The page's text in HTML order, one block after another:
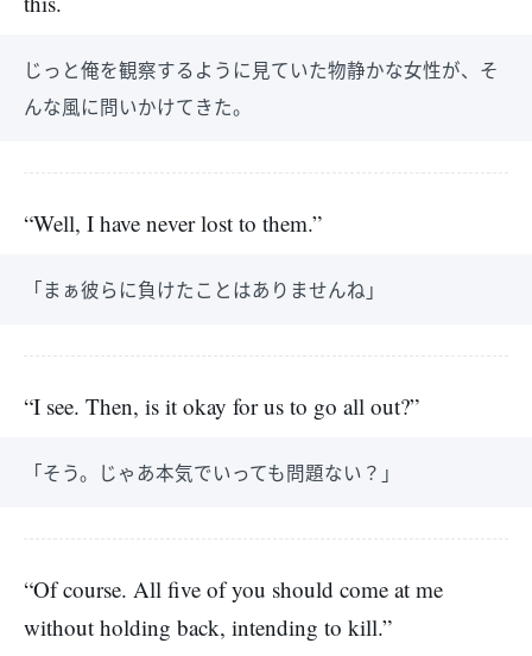
じっと俺を観察するように見ていた物静かな女性が、そ
んな風に問いかけてきた。
“Well, I have never lost to them.”
「まぁ彼らに負けたことはありませんね」
“I see. Then, is it okay for us to go all out?”
「そう。じゃあ本気でいっても問題ない？」
“Of course. All five of you should come at me
without holding back, intending to kill.”